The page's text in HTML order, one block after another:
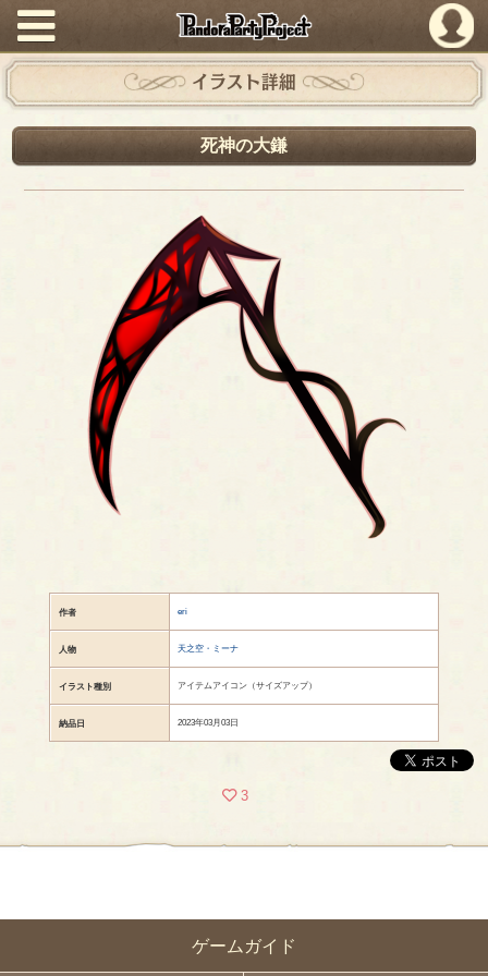
PandoraPartyProject
ゲームガイド
イラスト詳細
死神の大鎌
作者 eri
人物 天之空・ミーナ
イラスト種別 アイテムアイコン（サイズアップ）
納品日 2023年03月03日
3